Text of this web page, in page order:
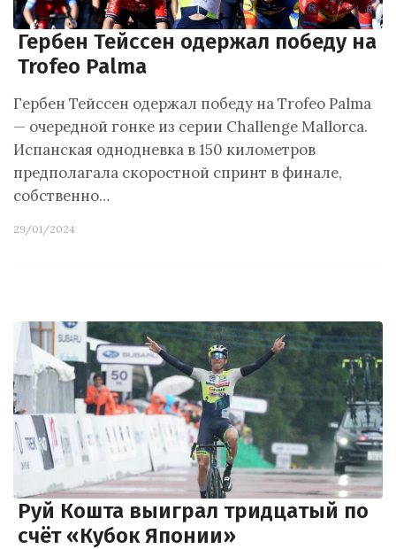
Гербен Тейссен одержал победу на
Trofeo Palma
Гербен Тейссен одержал победу на Trofeo Palma
— очередной гонке из серии Challenge Mallorca.
Испанская однодневка в 150 километров
предполагала скоростной спринт в финале,
собственно…
29/01/2024
Руй Кошта выиграл тридцатый по
счёт «Кубок Японии»